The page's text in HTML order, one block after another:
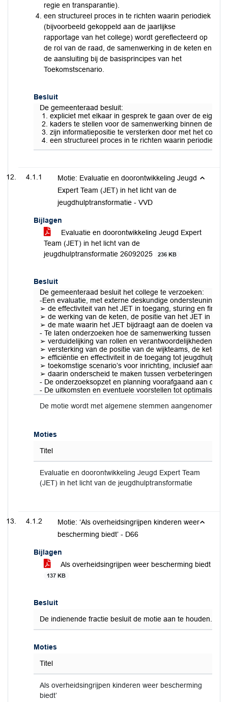
regie en transparantie).
een structureel proces in te richten waarin periodiek
(bijvoorbeeld gekoppeld aan de jaarlijkse
rapportage van het college) wordt gereflecteerd op
de rol van de raad, de samenwerking in de keten en
de aansluiting bij de basisprincipes van het
Toekomstscenario.
Besluit
De gemeenteraad besluit:
expliciet met elkaar in gesprek te gaan over de eigen
kaders te stellen voor de samenwerking binnen de
zijn informatiepositie te versterken door met het
een structureel proces in te richten waarin periodiek
4.1.1
Motie: Evaluatie en doorontwikkeling Jeugd
Expert Team (JET) in het licht van de
jeugdhulptransformatie - VVD
Bijlagen
Evaluatie en doorontwikkeling Jeugd Expert
Team (JET) in het licht van de
jeugdhulptransformatie 26092025
236 KB
Besluit
De gemeenteraad besluit het college te verzoeken:
-Een evaluatie, met externe deskundige ondersteuning,
➢ de effectiviteit van het JET in toegang, sturing en
➢ de werking van de keten, de positie van het JET in de
➢ de mate waarin het JET bijdraagt aan de doelen van
- Te laten onderzoeken hoe de samenwerking tussen
➢ verduidelijking van rollen en verantwoordelijkheden,
➢ versterking van de positie van de wijkteams, de keten
➢ efficiëntie en effectiviteit in de toegang tot jeugdhulp;
➢ toekomstige scenario’s voor inrichting, inclusief
➢ daarin onderscheid te maken tussen verbeteringen op
- De onderzoeksopzet en planning voorafgaand aan de
- De uitkomsten en eventuele voorstellen tot
De motie wordt met algemene stemmen aangenomen.
Moties
Titel
Evaluatie en doorontwikkeling Jeugd Expert Team
(JET) in het licht van de jeugdhulptransformatie
4.1.2
Motie: ‘Als overheidsingrijpen kinderen weer
bescherming biedt’ - D66
Bijlagen
Als overheidsingrijpen weer bescherming biedt
137 KB
Besluit
De indienende fractie besluit de motie aan te houden.
Moties
Titel
Als overheidsingrijpen kinderen weer bescherming
biedt’